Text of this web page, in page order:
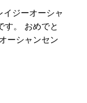
ジーオーシャ
す。 おめでと
ーシャンセン